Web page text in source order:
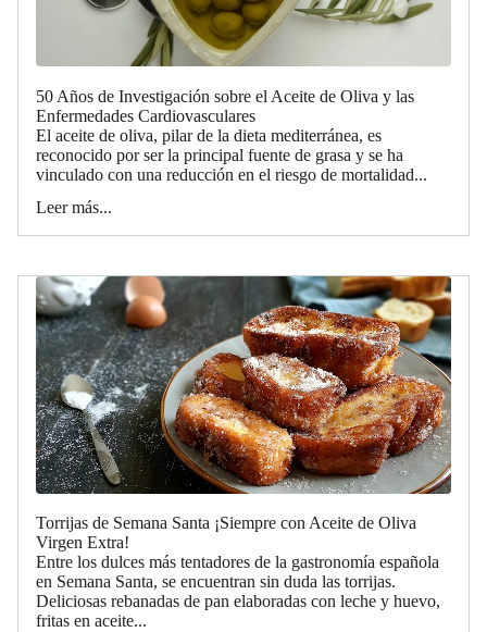
50 Años de Investigación sobre el Aceite de Oliva y las
Enfermedades Cardiovasculares
El aceite de oliva, pilar de la dieta mediterránea, es
reconocido por ser la principal fuente de grasa y se ha
vinculado con una reducción en el riesgo de mortalidad...
Leer más...
Torrijas de Semana Santa ¡Siempre con Aceite de Oliva
Virgen Extra!
Entre los dulces más tentadores de la gastronomía española
en Semana Santa, se encuentran sin duda las torrijas.
Deliciosas rebanadas de pan elaboradas con leche y huevo,
fritas en aceite...